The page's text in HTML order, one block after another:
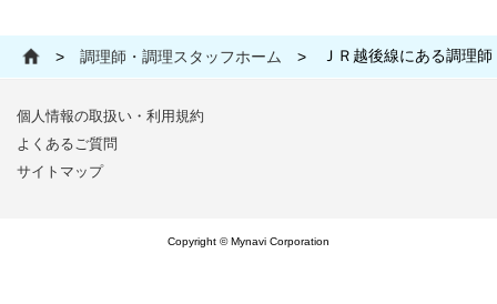
> 調理師・調理スタッフホーム > ＪＲ越後線にある調理
個人情報の取扱い・利用規約
よくあるご質問
サイトマップ
Copyright © Mynavi Corporation